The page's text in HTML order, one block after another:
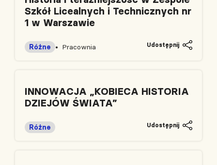
Szkół Licealnych i Technicznych nr
1 w Warszawie
Pracownia
Różne Udostępnij
INNOWACJA „KOBIECA HISTORIA
DZIEJÓW ŚWIATA”
Różne Udostępnij